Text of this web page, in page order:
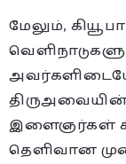
மேலும்,
இளைஞர்கள்
தெளிவான